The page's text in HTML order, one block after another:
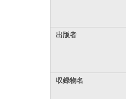
出版者
収録物名